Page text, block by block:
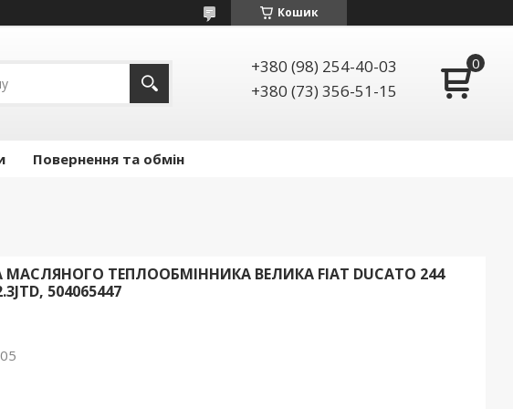
Кошик
+380 (98) 254-40-03
+380 (73) 356-51-15
Повернення та обмін
ТЕПЛООБМІННИКА ВЕЛИКА FIAT DUCATO 244
504065447